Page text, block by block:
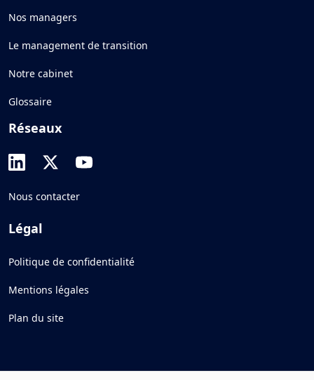
Nos managers
Le management de transition
Notre cabinet
Glossaire
Réseaux
Nous contacter
Légal
Politique de confidentialité
Mentions légales
Plan du site